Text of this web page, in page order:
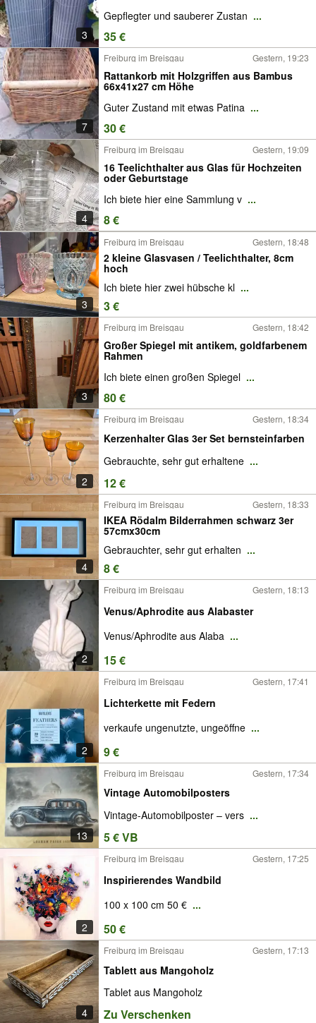
3
Gepflegter und sauberer Zustan ...
35 €
7
Freiburg im Breisgau Gestern, 19:23
Rattankorb mit Holzgriffen aus Bambus
66x41x27 cm Höhe
Guter Zustand mit etwas Patina ...
30 €
4
Freiburg im Breisgau Gestern, 19:09
16 Teelichthalter aus Glas für Hochzeiten
oder Geburtstage
Ich biete hier eine Sammlung v ...
8 €
3
Freiburg im Breisgau Gestern, 18:48
2 kleine Glasvasen / Teelichthalter, 8cm
hoch
Ich biete hier zwei hübsche kl ...
3 €
3
Freiburg im Breisgau Gestern, 18:42
Großer Spiegel mit antikem, goldfarbenem
Rahmen
Ich biete einen großen Spiegel ...
80 €
2
Freiburg im Breisgau Gestern, 18:34
Kerzenhalter Glas 3er Set bernsteinfarben
Gebrauchte, sehr gut erhaltene ...
12 €
4
Freiburg im Breisgau Gestern, 18:33
IKEA Rödalm Bilderrahmen schwarz 3er
57cmx30cm
Gebrauchter, sehr gut erhalten ...
8 €
2
Freiburg im Breisgau Gestern, 18:13
Venus/Aphrodite aus Alabaster
Venus/Aphrodite aus Alaba ...
15 €
2
Freiburg im Breisgau Gestern, 17:41
Lichterkette mit Federn
verkaufe ungenutzte, ungeöffne ...
9 €
13
Freiburg im Breisgau Gestern, 17:34
Vintage Automobilposters
Vintage-Automobilposter – vers ...
5 € VB
2
Freiburg im Breisgau Gestern, 17:25
Inspirierendes Wandbild
100 x 100 cm 50 € ...
50 €
4
Freiburg im Breisgau Gestern, 17:13
Tablett aus Mangoholz
Tablet aus Mangoholz
Zu Verschenken